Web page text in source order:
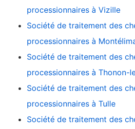
processionnaires à Vizille
Société de traitement des
processionnaires à
Société de traitement des
processionnaires à Thonon-
Société de traitement des
processionnaires à Tulle
Société de traitement des